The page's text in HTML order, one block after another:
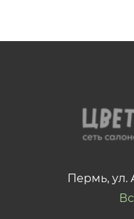
Пермь, ул.